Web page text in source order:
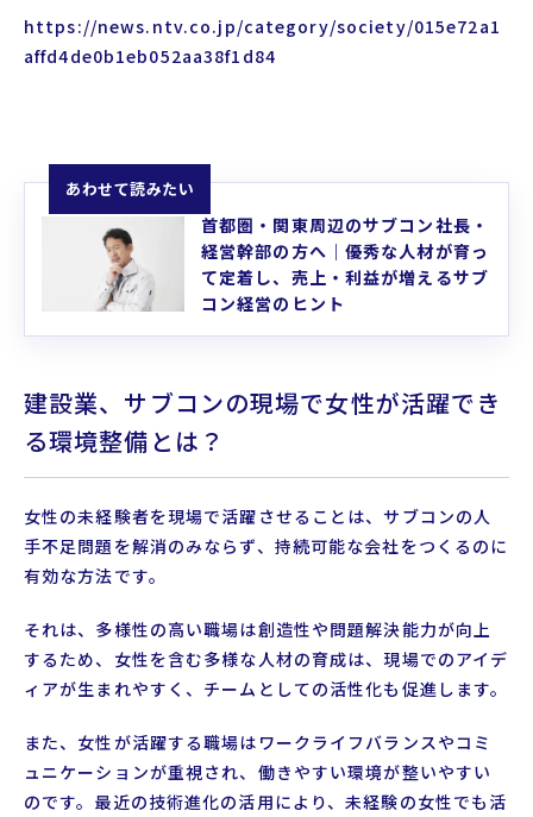
https://news.ntv.co.jp/category/society/015e72a1
affd4de0b1eb052aa38f1d84
あわせて読みたい
首都圏・関東周辺のサブコン社長・
経営幹部の方へ｜優秀な人材が育っ
て定着し、売上・利益が増えるサブ
コン経営のヒント
建設業、サブコンの現場で女性が活躍でき
る環境整備とは？
女性の未経験者を現場で活躍させることは、サブコンの人
手不足問題を解消のみならず、持続可能な会社をつくるのに
有効な方法です。
それは、多様性の高い職場は創造性や問題解決能力が向上
するため、女性を含む多様な人材の育成は、現場でのアイデ
ィアが生まれやすく、チームとしての活性化も促進します。
また、女性が活躍する職場はワークライフバランスやコミ
ュニケーションが重視され、働きやすい環境が整いやすい
のです。最近の技術進化の活用により、未経験の女性でも活